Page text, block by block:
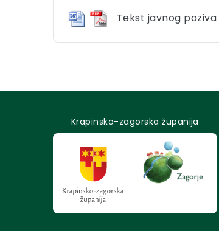
Tekst javnog poziva
Krapinsko-zagorska županija